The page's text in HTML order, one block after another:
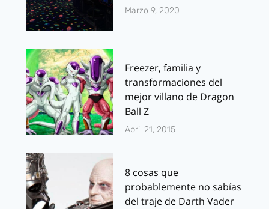
Marzo 9, 2020
Freezer, familia y
transformaciones del
mejor villano de Dragon
Ball Z
Abril 21, 2015
8 cosas que
probablemente no sabías
del traje de Darth Vader